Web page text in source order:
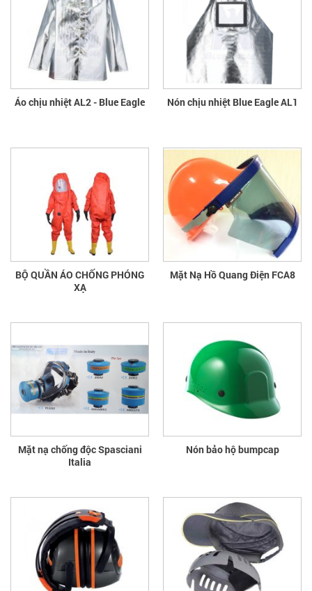
Áo chịu nhiệt AL2 - Blue Eagle Nón chịu nhiệt Blue Eagle AL1
BỘ QUẦN ÁO CHỐNG PHÓNG
XẠ
Mặt Nạ Hồ Quang Điện FCA8
Mặt nạ chống độc Spasciani
Italia
Nón bảo hộ bumpcap